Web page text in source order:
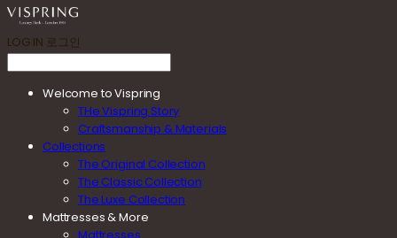
LOG IN 로그인
Welcome to Vispring
THe Vispring Story
Craftsmanship & Materials
Collections
The Original Collection
The Classic Collection
The Luxe Collection
Mattresses & More